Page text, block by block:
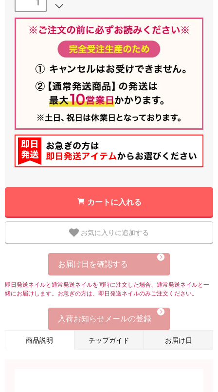
カートに入れる
お気に入りに追加する
お届け日を確認する
即日発送ネイルと通常発送ネイルを同時に注文した場合、通常発送ネイルと一
緒にお届けします。お急ぎの方は、即日発送ネイルのみご注文ください。
入荷お知らせメールの登録
商品説明 チップガイド お届け日